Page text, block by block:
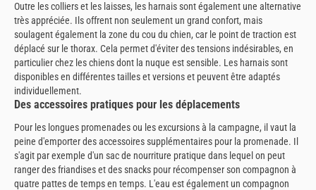
Outre les colliers et les laisses, les harnais sont également une alternative
très appréciée. Ils offrent non seulement un grand confort, mais
soulagent également la zone du cou du chien, car le point de traction est
déplacé sur le thorax. Cela permet d'éviter des tensions indésirables, en
particulier chez les chiens dont la nuque est sensible. Les harnais sont
disponibles en différentes tailles et versions et peuvent être adaptés
individuellement.
Des accessoires pratiques pour les déplacements
Pour les longues promenades ou les excursions à la campagne, il vaut la
peine d'emporter des accessoires supplémentaires pour la promenade. Il
s'agit par exemple d'un sac de nourriture pratique dans lequel on peut
ranger des friandises et des snacks pour récompenser son compagnon à
quatre pattes de temps en temps. L'eau est également un compagnon